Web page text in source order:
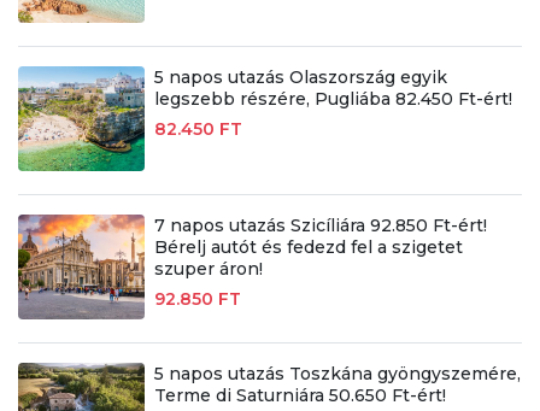
5 napos utazás Olaszország egyik
legszebb részére, Pugliába 82.450 Ft-ért!
82.450 FT
7 napos utazás Szicíliára 92.850 Ft-ért!
Bérelj autót és fedezd fel a szigetet
szuper áron!
92.850 FT
5 napos utazás Toszkána gyöngyszemére,
Terme di Saturniára 50.650 Ft-ért!